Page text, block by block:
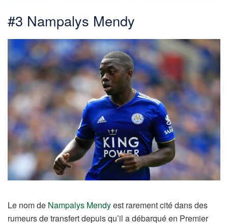
#3 Nampalys Mendy
Le nom de Nampalys Mendyest rarement cité dans des
rumeurs de transfert depuis qu’il a débarqué en Premier